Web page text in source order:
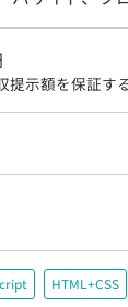
提示額を保証す
HTML+CSS